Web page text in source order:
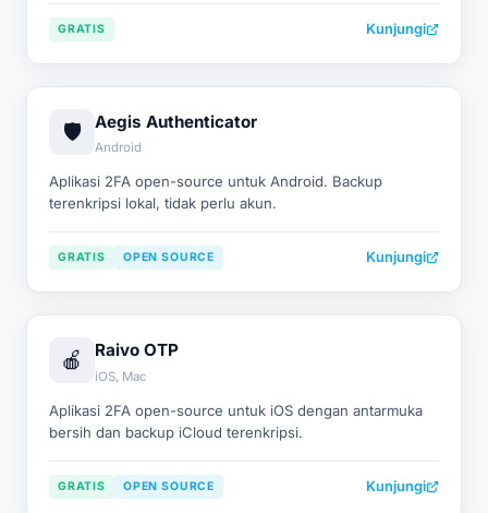
GRATIS Kunjungi
🛡️ Aegis Authenticator
Android
Aplikasi 2FA open-source untuk Android. Backup
terenkripsi lokal, tidak perlu akun.
GRATIS OPEN SOURCE Kunjungi
🍎 Raivo OTP
iOS, Mac
Aplikasi 2FA open-source untuk iOS dengan antarmuka
bersih dan backup iCloud terenkripsi.
GRATIS OPEN SOURCE Kunjungi